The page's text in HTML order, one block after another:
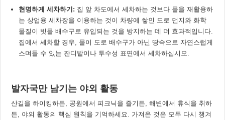
현명하게 세차하기: 집 앞 차도에서 세차하는 것보다 물을 재활용하
는 상업용 세차장을 이용하는 것이 차량에 쌓인 도로 먼지와 화학
물질이 빗물 배수구로 유입되는 것을 방지하는 데 더 효과적입니다.
집에서 세차할 경우, 물이 도로 배수구가 아닌 땅속으로 자연스럽게
스며들 수 있는 잔디밭이나 투수성 표면에서 세차하십시오.
발자국만 남기는 야외 활동
산길을 하이킹하든, 공원에서 피크닉을 즐기든, 해변에서 휴식을 취하
든, 야외 활동의 핵심 원칙을 기억하세요. 가져온 것은 모두 다시 챙겨